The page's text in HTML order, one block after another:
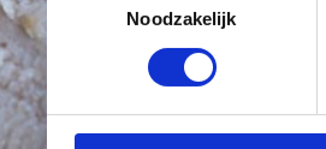
Noodzakelijk